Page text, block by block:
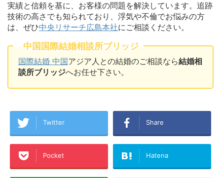
実績と信頼を基に、お客様の問題を解決しています。追跡
技術の高さでも知られており、浮気や不倫でお悩みの方
は、ぜひ中央リサーチ広島本社にご相談ください。
中国国際結婚相談所ブリッジ
国際結婚 中国アジア人との結婚のご相談なら結婚相
談所ブリッジへお任せ下さい。
Twitter Share
Pocket Hatena